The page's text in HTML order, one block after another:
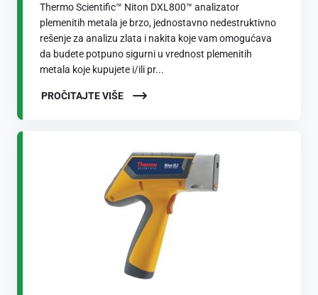
Thermo Scientific™ Niton DXL800™ analizator
plemenitih metala je brzo, jednostavno nedestruktivno
rešenje za analizu zlata i nakita koje vam omogućava
da budete potpuno sigurni u vrednost plemenitih
metala koje kupujete i/ili pr...
PROČITAJTE VIŠE